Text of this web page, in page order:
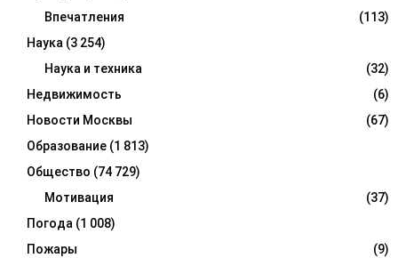
Впечатления
(113)
Наука (3 254)
Наука и техника
(32)
Недвижимость
(6)
Новости Москвы
(67)
Образование (1 813)
Общество (74 729)
Мотивация
(37)
Погода (1 008)
Пожары
(9)